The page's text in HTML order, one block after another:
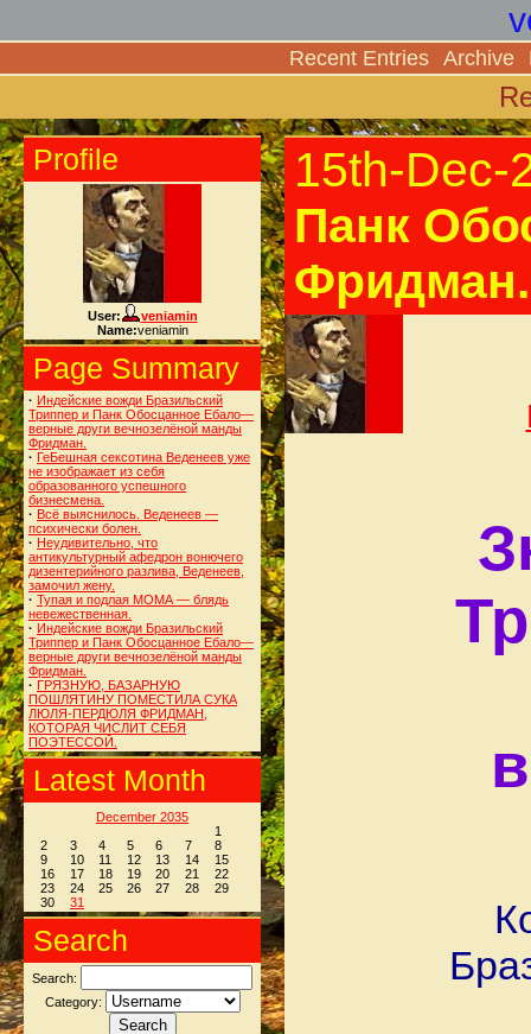
Recent Entries Archive
Profile
User:
veniamin
Name:veniamin
Page Summary
· Индейские вожди Бразильский
Триппер и Панк Обосцанное Ебало—
верные други вечнозелёной манды
Фридман.
· ГеБешная сексотина Веденеев уже
не изображает из себя
образованного успешного
бизнесмена.
· Всё выяснилось. Веденеев —
психически болен.
· Неудивительно, что
антикультурный афедрон вонючего
дизентерийного разлива, Веденеев,
замочил жену.
· Тупая и подлая МОМА — блядь
невежественная.
· Индейские вожди Бразильский
Триппер и Панк Обосцанное Ебало—
верные други вечнозелёной манды
Фридман.
· ГРЯЗНУЮ, БАЗАРНУЮ
ПОШЛЯТИНУ ПОМЕСТИЛА СУКА
ЛЮЛЯ-ПЕРДЮЛЯ ФРИДМАН,
КОТОРАЯ ЧИСЛИТ СЕБЯ
ПОЭТЕССОЙ.
Latest Month
December 2035
1
2
3 4 5 6 7
8
9
10 11 12 13 14
15
16
17 18 19 20 21
22
23
24 25 26 27 28
29
30
31
Search
Search:
Category:
15th-Dec-
Панк
Фридман.